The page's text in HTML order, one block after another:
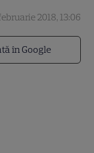
în Google
2018, 13:06